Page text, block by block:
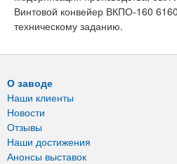
Винтовой конвейер ВКПО-160
техническому заданию.
О заводе
Наши клиенты
Новости
Отзывы
Наши достижения
Анонсы выставок